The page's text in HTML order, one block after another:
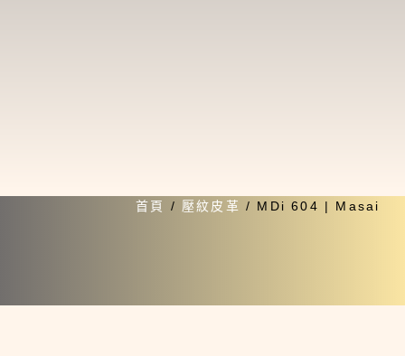
首頁 /壓紋皮革 / MDi 604 | Masai